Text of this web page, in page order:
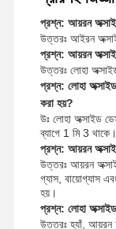
প্রশ্ন: আয়রন
উত্তরঃ আইরন
প্রশ্ন: আয়রন
উত্তরঃ লোহা
প্রশ্ন: লোহা
করা হয়?
উঃ লোহা অক্সাইড
ব্যাগে 1 মি 3 থাকে।
প্রশ্ন: আয়রন
উত্তরঃ আয়রন
গ্যাস, বায়োগ্যাস
হয়।
প্রশ্ন: লোহা
উত্তরঃ হ্যাঁ, আয়রন